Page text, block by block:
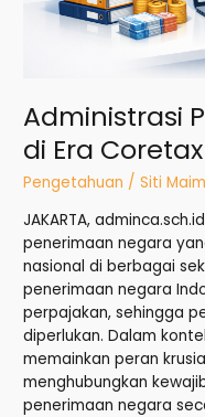
Administrasi
di Era
Pengetahuan /Siti
JAKARTA,
penerimaan negara
nasional di berbagai
penerimaan negara
perpajakan, sehingga
diperlukan. Dalam
memainkan peran
menghubungkan
penerimaan negara